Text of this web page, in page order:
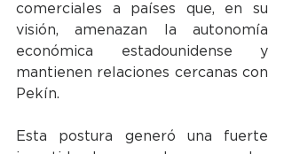
comerciales a países que, en su
visión, amenazan la autonomía
económica estadounidense y
mantienen relaciones cercanas con
Pekín.
Esta postura generó una fuerte